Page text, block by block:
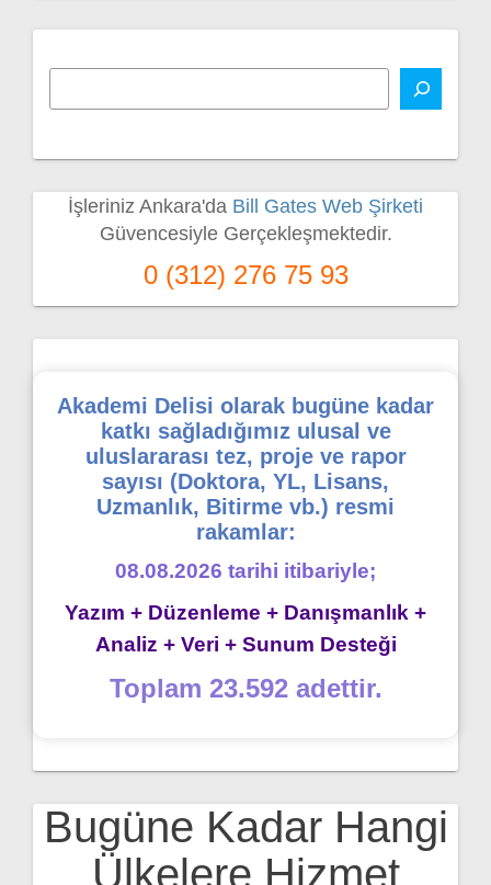
İşleriniz Ankara'da Bill Gates Web Şirketi
Güvencesiyle Gerçekleşmektedir.
0 (312) 276 75 93
Akademi Delisi olarak bugüne kadar
katkı sağladığımız ulusal ve
uluslararası tez, proje ve rapor
sayısı (Doktora, YL, Lisans,
Uzmanlık, Bitirme vb.) resmi
rakamlar:
08.08.2026 tarihi itibariyle;
Yazım + Düzenleme + Danışmanlık +
Analiz + Veri + Sunum Desteği
Toplam 23.592 adettir.
Bugüne Kadar Hangi
Ülkelere Hizmet